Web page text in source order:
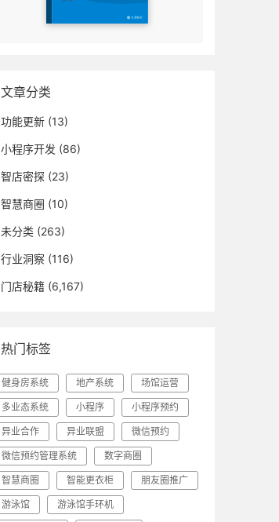
文章分类
功能更新 (13)
小程序开发 (86)
智店密探 (23)
智慧商圈 (10)
未分类 (263)
行业洞察 (116)
门店秘籍 (6,167)
热门标签
健身房系统 地产系统 场馆运营
多业态系统 小程序 小程序预约
异业合作 异业联盟 微信预约
微信预约管理系统 数字商圈
智慧商圈 智能更衣柜 朋友圈推广
游泳馆 游泳馆手环机